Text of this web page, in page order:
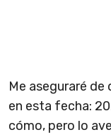
Me aseguraré
en esta fecha:
cómo, pero lo